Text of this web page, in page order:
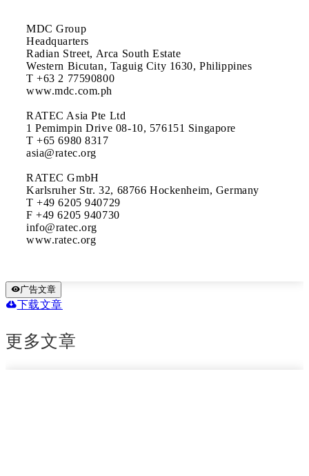
MDC Group
Headquarters
Radian Street, Arca South Estate
Western Bicutan, Taguig City 1630, Philippines
T +63 2 77590800
www.mdc.com.ph
RATEC Asia Pte Ltd
1 Pemimpin Drive 08-10, 576151 Singapore
T +65 6980 8317
asia@ratec.org
RATEC GmbH
Karlsruher Str. 32, 68766 Hockenheim, Germany
T +49 6205 940729
F +49 6205 940730
info@ratec.org
www.ratec.org
广告文章
下载文章
更多文章